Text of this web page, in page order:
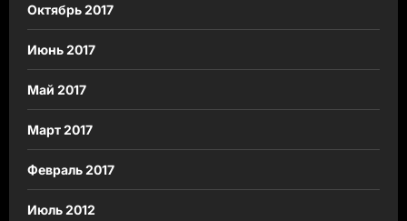
Октябрь 2017
Июнь 2017
Май 2017
Март 2017
Февраль 2017
Июль 2012